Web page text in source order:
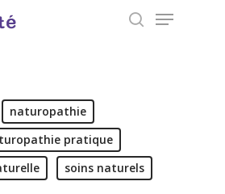
Menu
naturopathie
pratique
soins naturels